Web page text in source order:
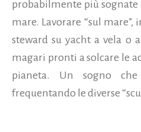
probabilmente più
mare. Lavorare “sul mare”,
steward su yacht a vela o
magari pronti a solcare le
pianeta. Un sogno
frequentando le diverse